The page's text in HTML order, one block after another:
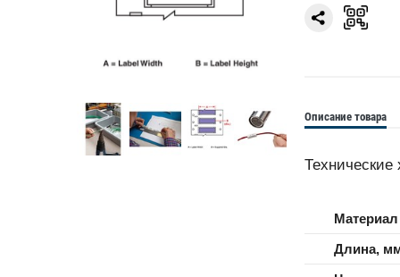
Описание товара
Технические
Материал
Длина,